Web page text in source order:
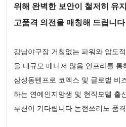
위해 완벽한 보안이 철저히 유
고품격 의전을 매칭해 드립니다
강남야구장 거침없는 파워와 압도
을 대규모 매니저 많음 인프라를
삼성동텐프로 코엑스 및 글로벌 비
하는 연예인지망생 및 현직모델 출
루션이 기다립니다 논현쓰리노 품